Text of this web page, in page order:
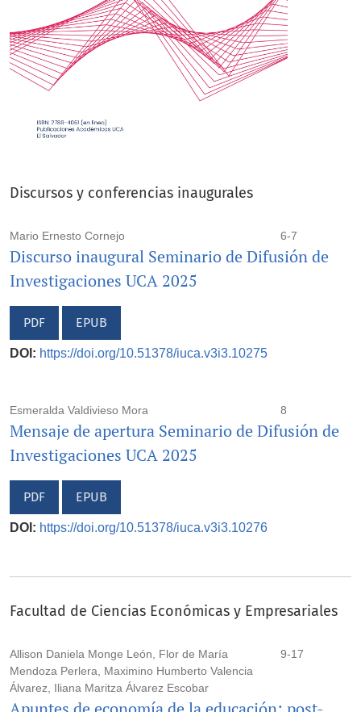
Discursos y conferencias inaugurales
Mario Ernesto Cornejo 6-7
Discurso inaugural Seminario de Difusión de
Investigaciones UCA 2025
PDF EPUB
DOI: https://doi.org/10.51378/iuca.v3i3.10275
Esmeralda Valdivieso Mora 8
Mensaje de apertura Seminario de Difusión de
Investigaciones UCA 2025
PDF EPUB
DOI: https://doi.org/10.51378/iuca.v3i3.10276
Facultad de Ciencias Económicas y Empresariales
Allison Daniela Monge León, Flor de María
Mendoza Perlera, Maximino Humberto Valencia
Álvarez, Iliana Maritza Álvarez Escobar
9-17